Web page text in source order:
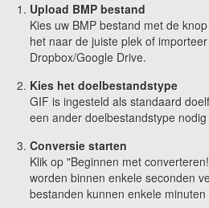
Upload BMP bestand
Kies uw BMP bestand met de
het naar de juiste plek of
Dropbox/Google Drive.
Kies het doelbestandstype
GIF is ingesteld als standaard
een ander doelbestandstype
Conversie starten
Klik op "Beginnen met
worden binnen enkele seconden
bestanden kunnen enkele